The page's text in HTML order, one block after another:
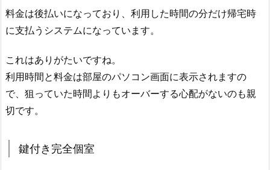
料金は後払いになっており、利用した時間の分だけ帰宅時
に支払うシステムになっています。
これはありがたいですね。
利用時間と料金は部屋のパソコン画面に表示されますの
で、狙っていた時間よりもオーバーする心配がないのも親
切です。
鍵付き完全個室